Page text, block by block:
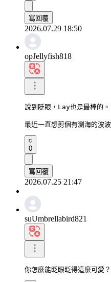
寫回覆
2026.07.29 18:50
opJellyfish818
說到眨眼，Lay也是最棒的。
最近一直想剪個有瀏海的波波
0
寫回覆
2026.07.25 21:47
suUmbrellabird821
你怎麼能眨眼眨得這麼可愛